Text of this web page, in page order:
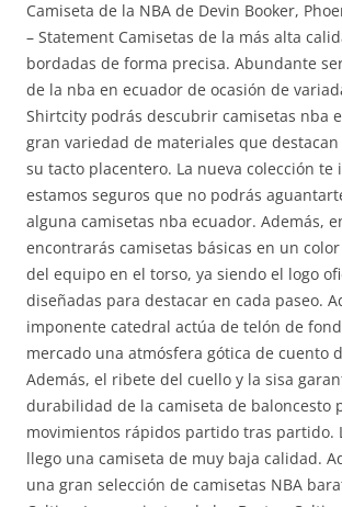
Camiseta de la NBA de Devin Booker,
– Statement Camisetas de la más alta
bordadas de forma precisa. Abundante
de la nba en ecuador de ocasión de
Shirtcity podrás descubrir camisetas nba
gran variedad de materiales que
su tacto placentero. La nueva colección te
estamos seguros que no podrás
alguna camisetas nba ecuador. Además,
encontrarás camisetas básicas en un
del equipo en el torso, ya siendo el logo
diseñadas para destacar en cada paseo.
imponente catedral actúa de telón de
mercado una atmósfera gótica de cuento
Además, el ribete del cuello y la sisa
durabilidad de la camiseta de baloncesto
movimientos rápidos partido tras partido.
llego una camiseta de muy baja calidad.
una gran selección de camisetas NBA